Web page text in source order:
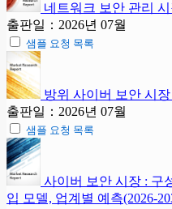
네트워크 보안 관리
출판일：2026년 07월
샘플 요청 목록
방위 사이버 보안 시
출판일：2026년 07월
샘플 요청 목록
사이버 보안 시장 : 구
입 모델, 업계별 예측(2026-